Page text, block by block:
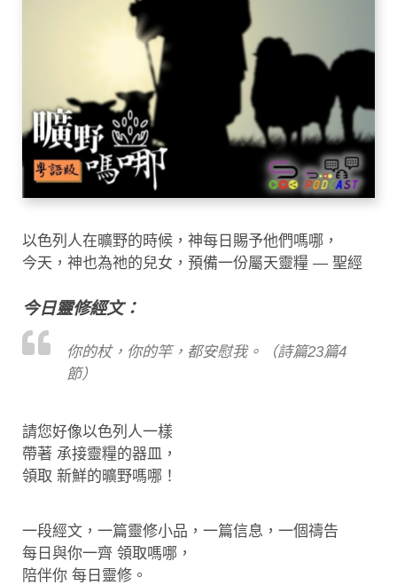
以色列人在曠野的時候，神每日賜予他們嗎哪，
今天，神也為祂的兒女，預備一份屬天靈糧 — 聖經
今日靈修經文：
你的杖，你的竿，都安慰我。（詩篇23篇4
節）
請您好像以色列人一樣
帶著 承接靈糧的器皿，
領取 新鮮的曠野嗎哪！
一段經文，一篇靈修小品，一篇信息，一個禱告
每日與你一齊 領取嗎哪，
陪伴你 每日靈修。